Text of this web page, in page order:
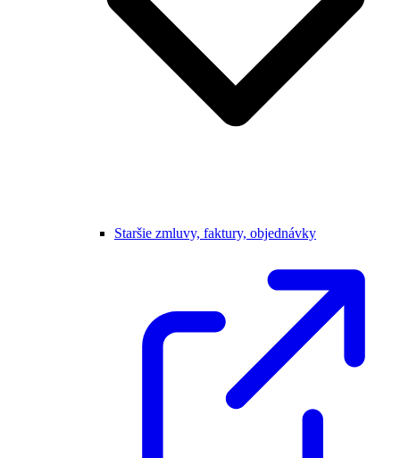
Staršie zmluvy, faktury, objednávky